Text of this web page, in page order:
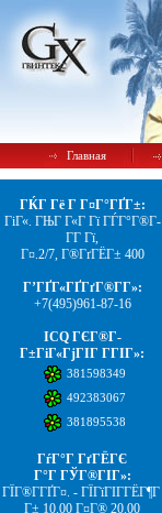
Главная
ГЌГ Гё Г Г¤Г°ГҐГ±:
ГіГ«. ГЊГ Г«Г Гї ГЃГ°Г®Г­
Г­Г Гї,
Г¤.2/7, Г®ГґГЁГ± 400
Г’ГҐГ«ГҐГґГ®Г­Г»:
+7(495)961-87-16
ICQ ГЄГ®Г­
Г±ГіГ«ГјГІГ Г­ГІГ»:
381598349
492383067
381895538
ГѓГ°Г ГґГЁГЄ
Г°Г ГЎГ®ГІГ»:
ГЇГ®Г­ГҐГ¤. - ГЇГїГІГ­ГЁГ¶Г
Г± 10.00 Г¤Г® 20.00